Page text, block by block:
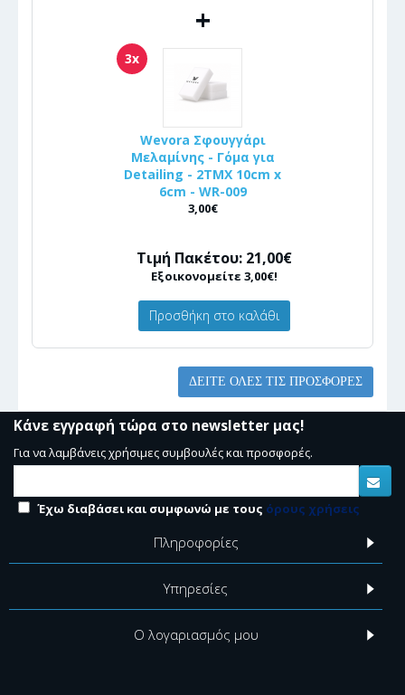
+
3x
Wevora Σφουγγάρι
Μελαμίνης - Γόμα για
Detailing - 2ΤΜΧ 10cm x
6cm - WR-009
3,00€
Τιμή Πακέτου: 21,00€
Εξοικονομείτε 3,00€!
Προσθήκη στο καλάθι
ΔΕΊΤΕ ΌΛΕΣ ΤΙΣ ΠΡΟΣΦΟΡΈΣ
Κάνε εγγραφή τώρα στο newsletter μας!
Για να λαμβάνεις χρήσιμες συμβουλές και προσφορές.
Έχω διαβάσει και συμφωνώ με τους όρους χρήσεις
Πληροφορίες
Υπηρεσίες
Ο λογαριασμός μου